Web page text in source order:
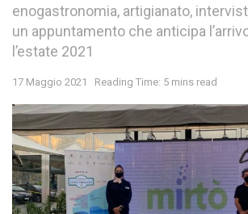
enogastronomia, artigianato,
un appuntamento che anticipa
l’estate 2021
17 Maggio 2021 Reading Time: 5 mins read